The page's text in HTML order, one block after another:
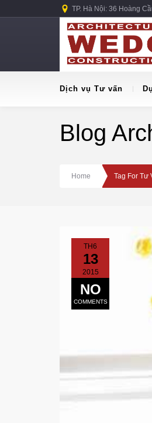
TP. Hà Nội: 36 Hoàng
Dịch vụ Tư vấn
Blog
Home Tag For Tư
TH6
13
2015
NO
COMMENTS